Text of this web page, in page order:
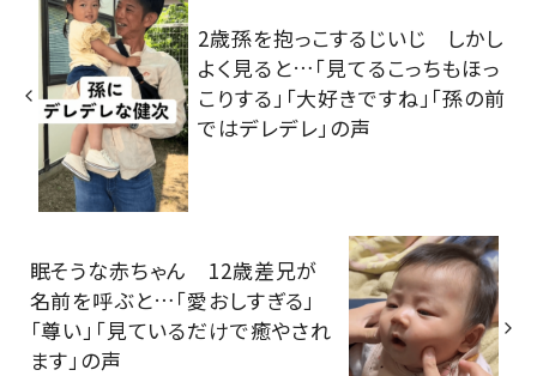
2歳孫を抱っこするじいじ しかし
よく見ると…「見てるこっちもほっ
こりする」「大好きですね」「孫の前
ではデレデレ」の声
眠そうな赤ちゃん 12歳差兄が
名前を呼ぶと…「愛おしすぎる」
「尊い」「見ているだけで癒やされ
ます」の声